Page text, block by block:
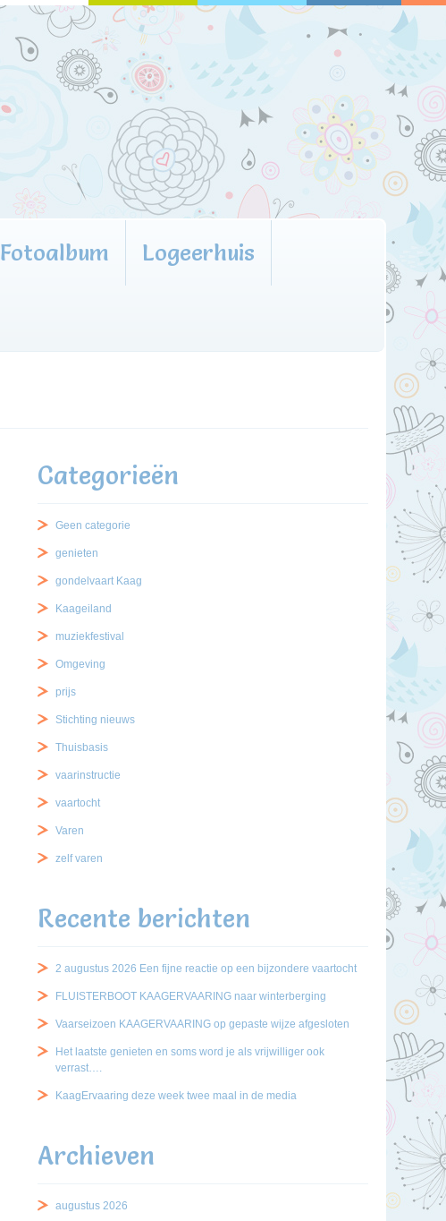
Fotoalbum Logeerhuis
Categorieën
Geen categorie
genieten
gondelvaart Kaag
Kaageiland
muziekfestival
Omgeving
prijs
Stichting nieuws
Thuisbasis
vaarinstructie
vaartocht
Varen
zelf varen
Recente berichten
2 augustus 2026 Een fijne reactie op een bijzondere vaartocht
FLUISTERBOOT KAAGERVAARING naar winterberging
Vaarseizoen KAAGERVAARING op gepaste wijze afgesloten
Het laatste genieten en soms word je als vrijwilliger ook
verrast….
KaagErvaaring deze week twee maal in de media
Archieven
augustus 2026